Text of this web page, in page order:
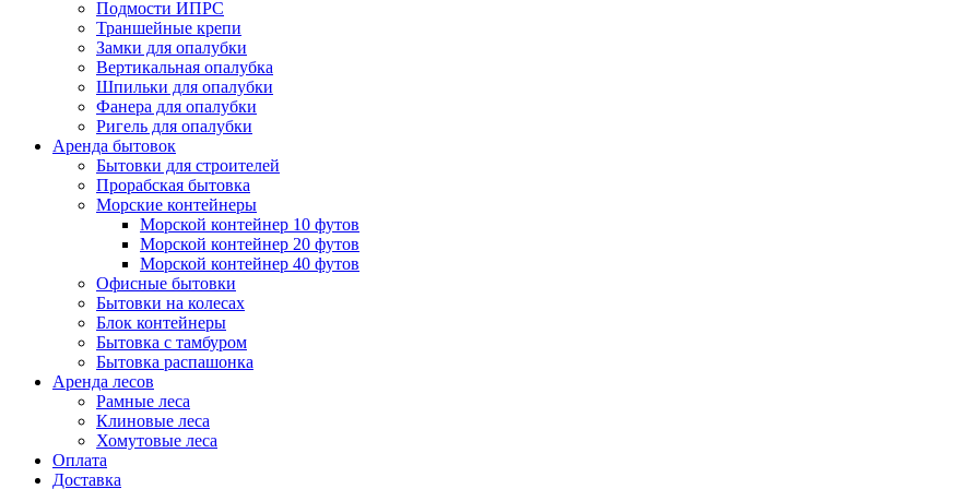
Подмости ИПРС
Траншейные крепи
Замки для опалубки
Вертикальная опалубка
Шпильки для опалубки
Фанера для опалубки
Ригель для опалубки
Аренда бытовок
Бытовки для строителей
Прорабская бытовка
Морские контейнеры
Морской контейнер 10 футов
Морской контейнер 20 футов
Морской контейнер 40 футов
Офисные бытовки
Бытовки на колесах
Блок контейнеры
Бытовка с тамбуром
Бытовка распашонка
Аренда лесов
Рамные леса
Клиновые леса
Хомутовые леса
Оплата
Доставка